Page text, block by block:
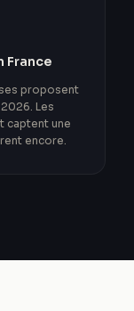
France
proposent
Les
captent une
encore.